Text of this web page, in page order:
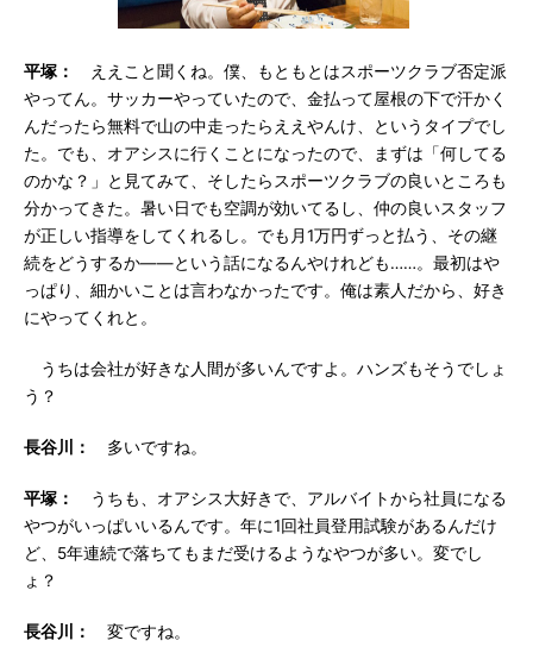
平塚：
ええこと聞くね。僕、もともとはスポーツクラブ否定派
やってん。サッカーやっていたので、金払って屋根の下で汗かく
んだったら無料で山の中走ったらええやんけ、というタイプでし
た。でも、オアシスに行くことになったので、まずは「何してる
のかな？」と見てみて、そしたらスポーツクラブの良いところも
分かってきた。暑い日でも空調が効いてるし、仲の良いスタッフ
が正しい指導をしてくれるし。でも月1万円ずっと払う、その継
続をどうするか――という話になるんやけれども……。最初はや
っぱり、細かいことは言わなかったです。俺は素人だから、好き
にやってくれと。
うちは会社が好きな人間が多いんですよ。ハンズもそうでしょ
う？
長谷川： 多いですね。
平塚：
うちも、オアシス大好きで、アルバイトから社員になる
やつがいっぱいいるんです。年に1回社員登用試験があるんだけ
ど、5年連続で落ちてもまだ受けるようなやつが多い。変でし
ょ？
長谷川： 変ですね。